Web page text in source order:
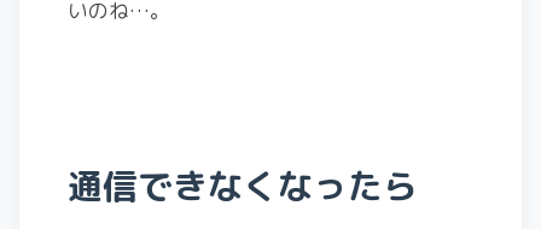
いのね…。
通信できなくなったら